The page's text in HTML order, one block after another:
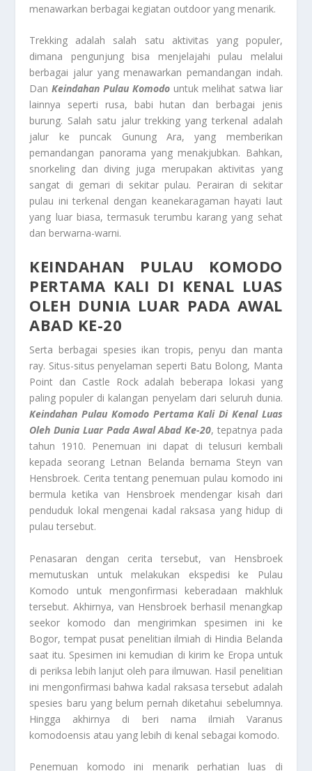
menawarkan berbagai kegiatan outdoor yang menarik.
Trekking adalah salah satu aktivitas yang populer,
dimana pengunjung bisa menjelajahi pulau melalui
berbagai jalur yang menawarkan pemandangan indah.
DanKeindahan Pulau Komodo untuk melihat satwa liar
lainnya seperti rusa, babi hutan dan berbagai jenis
burung. Salah satu jalur trekking yang terkenal adalah
jalur ke puncak Gunung Ara, yang memberikan
pemandangan panorama yang menakjubkan. Bahkan,
snorkeling dan diving juga merupakan aktivitas yang
sangat di gemari di sekitar pulau. Perairan di sekitar
pulau ini terkenal dengan keanekaragaman hayati laut
yang luar biasa, termasuk terumbu karang yang sehat
dan berwarna-warni.
KEINDAHAN PULAU KOMODO
PERTAMA KALI DI KENAL LUAS
OLEH DUNIA LUAR PADA AWAL
ABAD KE-20
Serta berbagai spesies ikan tropis, penyu dan manta
ray. Situs-situs penyelaman seperti Batu Bolong, Manta
Point dan Castle Rock adalah beberapa lokasi yang
paling populer di kalangan penyelam dari seluruh dunia.
Keindahan Pulau Komodo Pertama Kali Di Kenal Luas
Oleh Dunia Luar Pada Awal Abad Ke-20, tepatnya pada
tahun 1910. Penemuan ini dapat di telusuri kembali
kepada seorang Letnan Belanda bernama Steyn van
Hensbroek. Cerita tentang penemuan pulau komodo ini
bermula ketika van Hensbroek mendengar kisah dari
penduduk lokal mengenai kadal raksasa yang hidup di
pulau tersebut.
Penasaran dengan cerita tersebut, van Hensbroek
memutuskan untuk melakukan ekspedisi ke Pulau
Komodo untuk mengonfirmasi keberadaan makhluk
tersebut. Akhirnya, van Hensbroek berhasil menangkap
seekor komodo dan mengirimkan spesimen ini ke
Bogor, tempat pusat penelitian ilmiah di Hindia Belanda
saat itu. Spesimen ini kemudian di kirim ke Eropa untuk
di periksa lebih lanjut oleh para ilmuwan. Hasil penelitian
ini mengonfirmasi bahwa kadal raksasa tersebut adalah
spesies baru yang belum pernah diketahui sebelumnya.
Hingga akhirnya di beri nama ilmiah Varanus
komodoensis atau yang lebih di kenal sebagai komodo.
Penemuan komodo ini menarik perhatian luas di